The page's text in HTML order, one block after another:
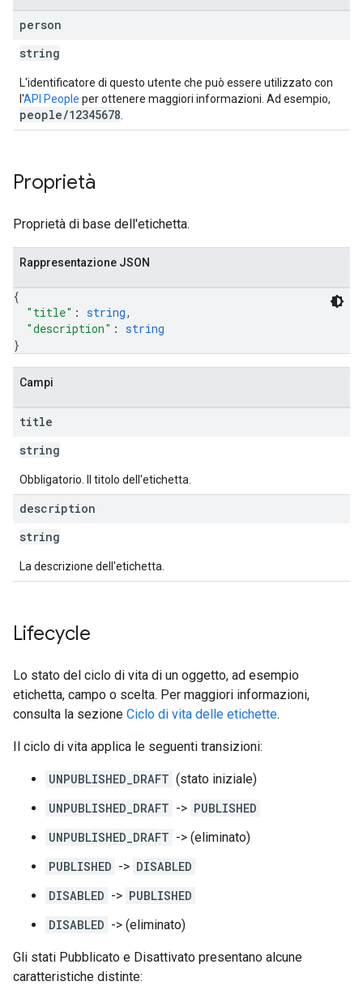
person
string
L'identificatore di questo utente che può essere utilizzato con
l'API People per ottenere maggiori informazioni. Ad esempio,
people/12345678
Proprietà
Proprietà di base dell'etichetta.
Rappresentazione JSON
{
"title" : string,
"description" : string
}
Campi
title
string
Obbligatorio. Il titolo dell'etichetta.
description
string
La descrizione dell'etichetta.
Lifecycle
Lo stato del ciclo di vita di un oggetto, ad esempio
etichetta, campo o scelta. Per maggiori informazioni,
consulta la sezione Ciclo di vita delle etichette.
Il ciclo di vita applica le seguenti transizioni:
UNPUBLISHED_DRAFT (stato iniziale)
UNPUBLISHED_DRAFT -> PUBLISHED
UNPUBLISHED_DRAFT -> (eliminato)
PUBLISHED -> DISABLED
DISABLED -> PUBLISHED
DISABLED -> (eliminato)
Gli stati Pubblicato e Disattivato presentano alcune
caratteristiche distinte: